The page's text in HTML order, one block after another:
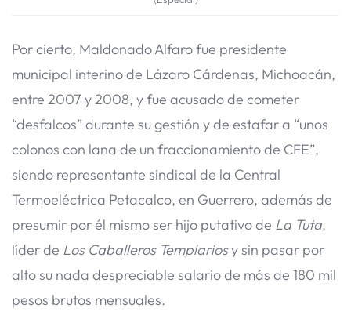
Por cierto, Maldonado Alfaro fue presidente
municipal interino de Lázaro Cárdenas, Michoacán,
entre 2007 y 2008, y fue acusado de cometer
“desfalcos” durante su gestión y de estafar a “unos
colonos con lana de un fraccionamiento de CFE”,
siendo representante sindical de la Central
Termoeléctrica Petacalco, en Guerrero, además de
presumir por él mismo ser hijo putativo de La Tuta,
líder de Los Caballeros Templariosy sin pasar por
alto su nada despreciable salario de más de 180 mil
pesos brutos mensuales.